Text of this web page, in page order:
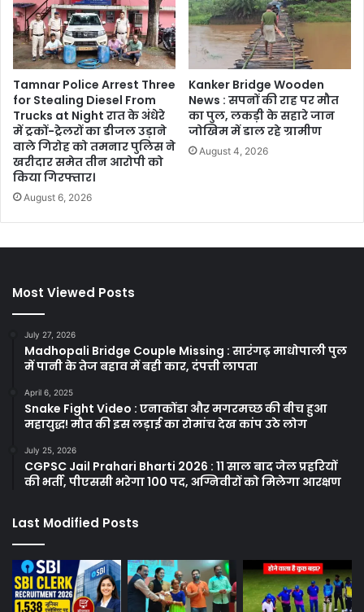
Tamnar Police Arrest Three
for Stealing Diesel From
Trucks at Night रात के अंधेरे
में ट्रकों-ट्रेलरों का डीजल उड़ाने
वाले गिरोह को तमनार पुलिस ने
खरीदार समेत तीन आरोपी को
किया गिरफ्तार।
August 6, 2026
Kanker Bridge Wooden
News : सपनों की राह पर मौत
का पुल, लकड़ी के सहारे जान
जोखिम में डाल रहे ग्रामीण
August 4, 2026
Most Viewed Posts
July 27, 2026
Madhopali Bridge Couple Missing : सारंगढ़ माधोपाली पुल
में पानी के तेज बहाव में बही कार, दंपत्ती लापता
April 6, 2025
Snake Fight Video : एनाकोंडा और मगरमच्छ की बीच हुआ
महायुद्ध! मौत की इस लड़ाई का रोमांच देख कांप उठे लोग
July 25, 2026
CGPSC Jail Prahari Bharti 2026 : 11 साल बाद जेल प्रहरियों
की भर्ती, पीएससी भरेगा 100 पद, अग्निवीरों को मिलेगा आरक्षण
Last Modified Posts